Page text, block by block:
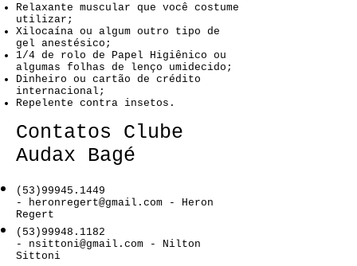
Relaxante muscular que você costume
utilizar;
Xilocaína ou algum outro tipo de
gel anestésico;
1/4 de rolo de Papel Higiênico ou
algumas folhas de lenço umidecido;
Dinheiro ou cartão de crédito
internacional;
Repelente contra insetos.
Contatos Clube
Audax Bagé
(53)99945.1449
- heronregert@gmail.com - Heron
Regert
(53)99948.1182
- nsittoni@gmail.com - Nilton
Sittoni